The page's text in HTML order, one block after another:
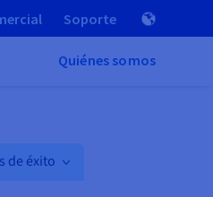
Soporte
Quiénes somos
de éxito